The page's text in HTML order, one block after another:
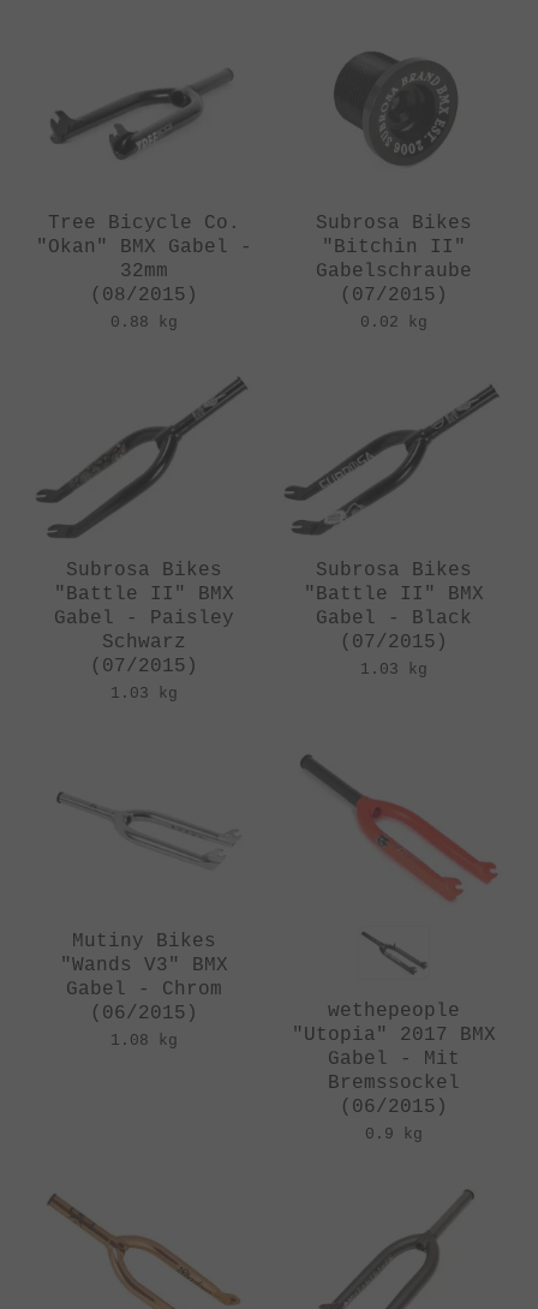
Tree Bicycle Co.
"Okan" BMX Gabel -
32mm
(08/2015)
0.88 kg
Subrosa Bikes
"Bitchin II"
Gabelschraube
(07/2015)
0.02 kg
Subrosa Bikes
"Battle II" BMX
Gabel - Paisley
Schwarz
(07/2015)
1.03 kg
Subrosa Bikes
"Battle II" BMX
Gabel - Black
(07/2015)
1.03 kg
Mutiny Bikes
"Wands V3" BMX
Gabel - Chrom
(06/2015)
1.08 kg
wethepeople
"Utopia" 2017 BMX
Gabel - Mit
Bremssockel
(06/2015)
0.9 kg